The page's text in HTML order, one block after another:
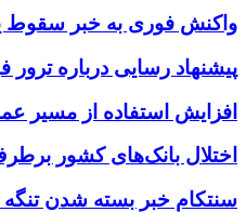
واکنش فوری به خبر
پیشنهاد رسایی درباره ترور
افزایش استفاده از مسیر
اختلال بانک‌های کشور
سنتکام خبر بسته شدن تنگه